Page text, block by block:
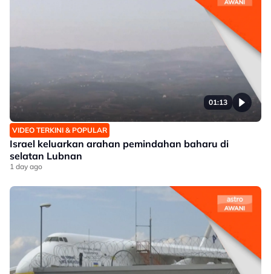
01:13
VIDEO TERKINI & POPULAR
Israel keluarkan arahan pemindahan baharu di
selatan Lubnan
1 day ago